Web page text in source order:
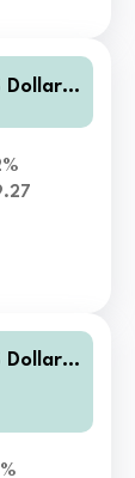
Dollar
Dollar